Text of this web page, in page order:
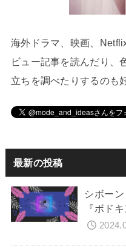
海外ドラマ、映画、
ビュー記事を読んだり、
立ちを調べたりするのも
最新の投稿
シボー
『ボド